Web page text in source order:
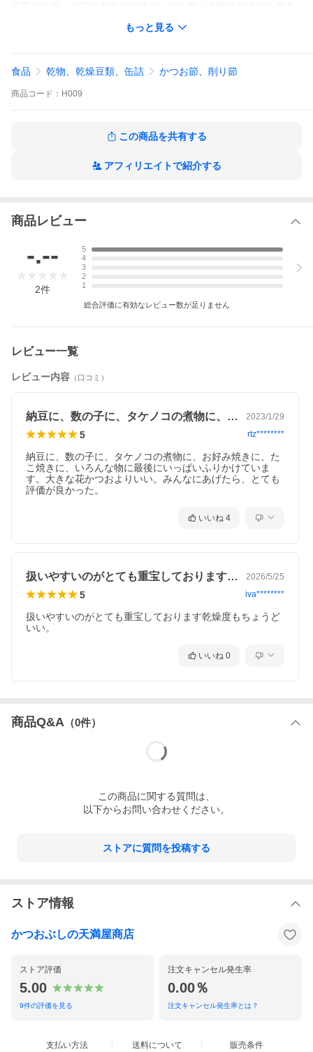
込みご飯、グラタン、肉じゃが、ハンバーグ、オムレツ、カレ
冷奴、豆腐、納豆、野菜料理、きのこ料理、海苔料理、かちゅー
■内容：鰹節 荒節 砕片花かつお 100ｇ
■生産地：鹿児島県指宿産
■賞味期限：別途商品ラベルまたは裏面に記載
※魚を原料とした商品となっております。稀に魚の骨や皮が混入
していることがございます。ご注意ください。
〜店主が語る「ひと手間」の大切さ〜
「和食」がユネスコ無形文化遺産に登録されてから、日本
の「食」に対する世界の視線は大きく変容しました。一種
のエスニックのような枠組みから外れ、「和食」として世
界から認知されるようになり、その存在価値が大きく変わ
ったように感じます。私はこの深い文化や伝統を持つ「和
情と尊敬をもってお仕事をさせていただいております。し
伝いを最高の品と技術をもってご提供させていただきま
す。美味しさの秘訣はだしの「ひと手間」にあり。そう思
っていただけると幸いです。
もっと見る
食品 乾物、乾燥豆類、缶詰 かつお節、削り節
商品 コード： H009
この商品を共有する
アフィリエイトで紹介する
商品レビュー
-.--
2件
5
4
3
2
1
総合評価に有効なレビュー数が足りません
レビュー一覧
レビュー内容 （口コミ）
納豆に、数の子に、タケノコの煮物に、お… 2023/1/29
5 rtz********
納豆に、数の子に、タケノコの煮物に、お好み焼きに、た
こ焼きに、いろんな物に最後にいっぱいふりかけていま
す。大きな花かつおよりいい。みんなにあげたら、とても
評価が良かった。
いいね 4
扱いやすいのがとても重宝しております乾… 2026/5/25
5 iva********
扱いやすいのがとても重宝しております乾燥度もちょうど
いい。
いいね 0
商品Q&A （0件）
この商品に関する質問は、
以下からお問い合わせください。
ストアに質問を投稿する
ストア情報
かつおぶしの天満屋商店
ストア評価
5.00
9件の評価を見る
注文キャンセル発生率
0.00％
注文キャンセル発生率とは？
支払い方法 送料について 販売条件